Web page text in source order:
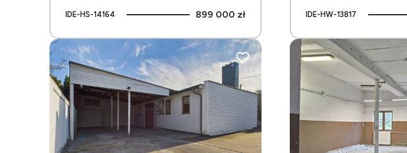
IDE-HS-14164 899 000 zł IDE-HW-13817
Dodaj do ulubionych